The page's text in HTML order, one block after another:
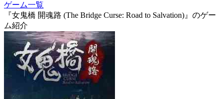
ゲーム一覧
『女鬼橋 開魂路 (The Bridge Curse: Road to Salvation)』のゲー
ム紹介